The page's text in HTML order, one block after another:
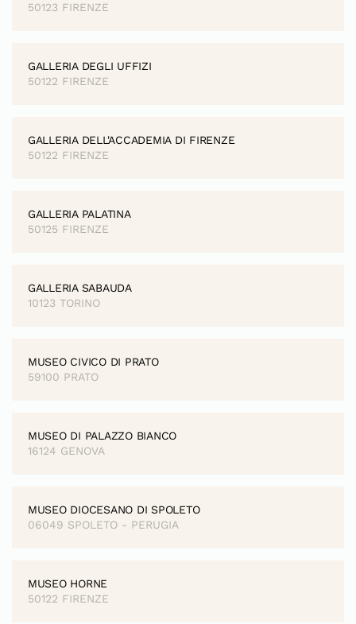
50123 FIRENZE
GALLERIA DEGLI UFFIZI
50122 FIRENZE
GALLERIA DELL'ACCADEMIA DI FIRENZE
50122 FIRENZE
GALLERIA PALATINA
50125 FIRENZE
GALLERIA SABAUDA
10123 TORINO
MUSEO CIVICO DI PRATO
59100 PRATO
MUSEO DI PALAZZO BIANCO
16124 GENOVA
MUSEO DIOCESANO DI SPOLETO
06049 SPOLETO - PERUGIA
MUSEO HORNE
50122 FIRENZE